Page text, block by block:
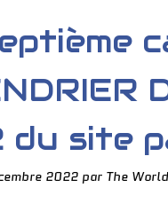
site
2022 par The